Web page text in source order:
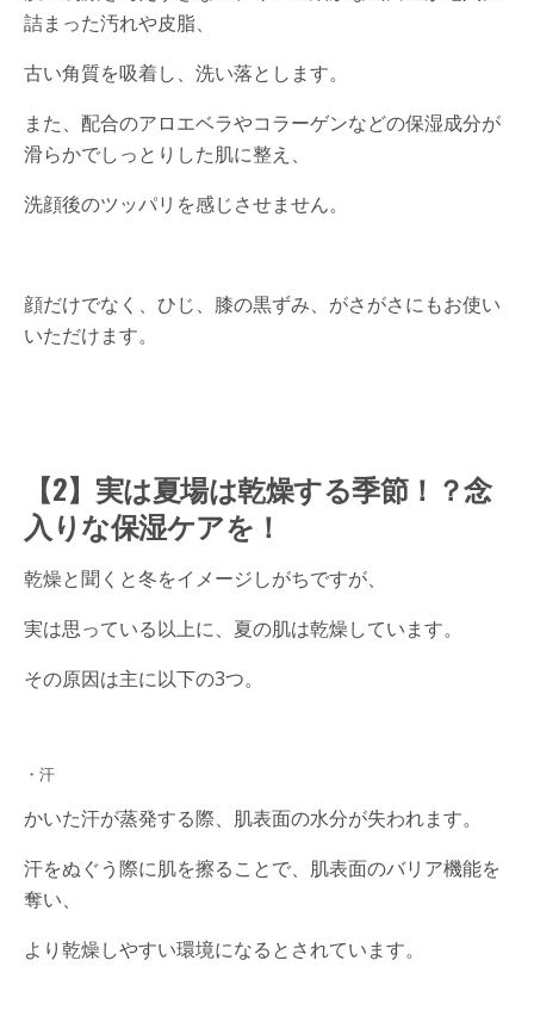
詰まった汚れや皮脂、
古い角質を吸着し、洗い落とします。
また、配合のアロエベラやコラーゲンなどの保湿成分が
滑らかでしっとりした肌に整え、
洗顔後のツッパリを感じさせません。
顔だけでなく、ひじ、膝の黒ずみ、がさがさにもお使い
いただけます。
【2】実は夏場は乾燥する季節！？念
入りな保湿ケアを！
乾燥と聞くと冬をイメージしがちですが、
実は思っている以上に、夏の肌は乾燥しています。
その原因は主に以下の3つ。
・汗
かいた汗が蒸発する際、肌表面の水分が失われます。
汗をぬぐう際に肌を擦ることで、肌表面のバリア機能を
奪い、
より乾燥しやすい環境になるとされています。